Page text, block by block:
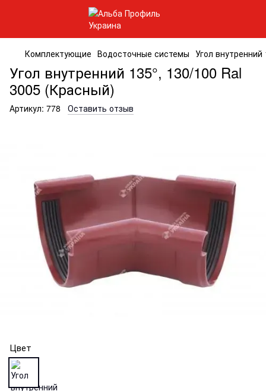
Комплектующие Водосточные системы Угол
Угол внутренний 135°, 130/100 Ral
3005 (Красный)
Артикул: 778 Оставить отзыв
Цвет